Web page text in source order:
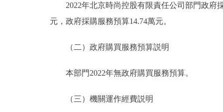
2022年北京時尚控股有限責任公司部門政府採
元，政府採購服務預算14.74萬元。
（二）政府購買服務預算説明
本部門2022年無政府購買服務預算。
（三）機關運作經費説明